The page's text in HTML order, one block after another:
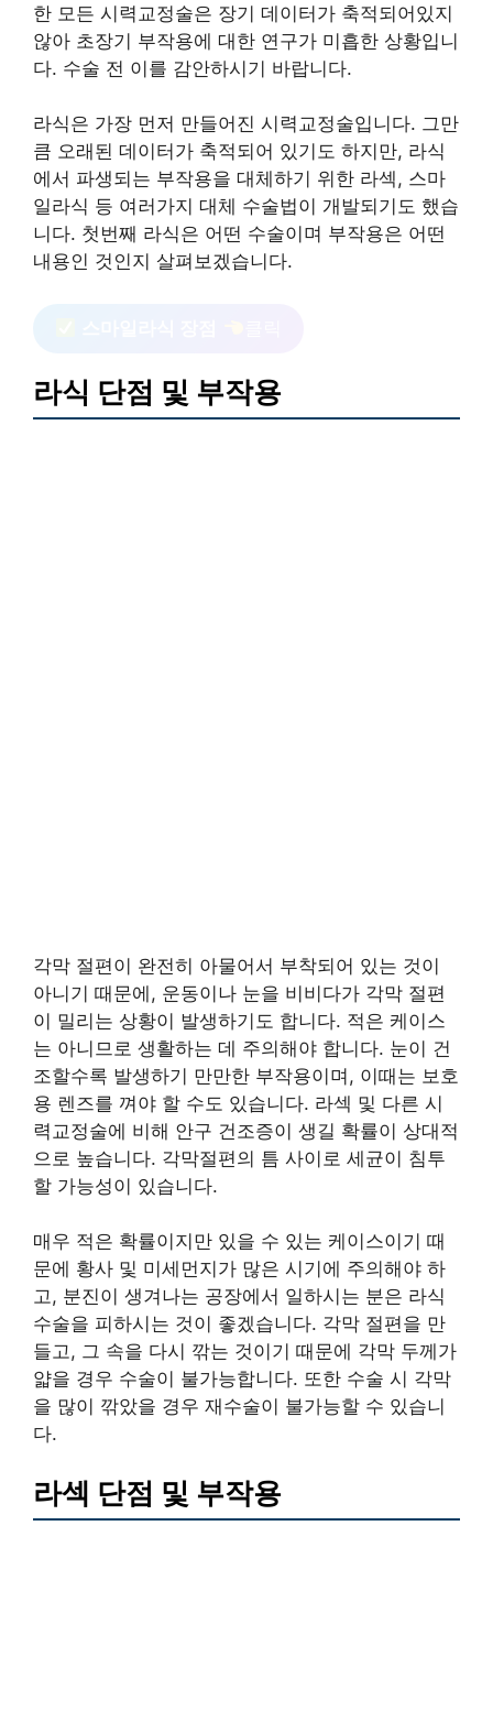
한 모든 시력교정술은 장기 데이터가 축적되어있지
않아 초장기 부작용에 대한 연구가 미흡한 상황입니
다. 수술 전 이를 감안하시기 바랍니다.
라식은 가장 먼저 만들어진 시력교정술입니다. 그만
큼 오래된 데이터가 축적되어 있기도 하지만, 라식
에서 파생되는 부작용을 대체하기 위한 라섹, 스마
일라식 등 여러가지 대체 수술법이 개발되기도 했습
니다. 첫번째 라식은 어떤 수술이며 부작용은 어떤
내용인 것인지 살펴보겠습니다.
라식 단점 및 부작용
각막 절편이 완전히 아물어서 부착되어 있는 것이
아니기 때문에, 운동이나 눈을 비비다가 각막 절편
이 밀리는 상황이 발생하기도 합니다. 적은 케이스
는 아니므로 생활하는 데 주의해야 합니다. 눈이 건
조할수록 발생하기 만만한 부작용이며, 이때는 보호
용 렌즈를 껴야 할 수도 있습니다. 라섹 및 다른 시
력교정술에 비해 안구 건조증이 생길 확률이 상대적
으로 높습니다. 각막절편의 틈 사이로 세균이 침투
할 가능성이 있습니다.
매우 적은 확률이지만 있을 수 있는 케이스이기 때
문에 황사 및 미세먼지가 많은 시기에 주의해야 하
고, 분진이 생겨나는 공장에서 일하시는 분은 라식
수술을 피하시는 것이 좋겠습니다. 각막 절편을 만
들고, 그 속을 다시 깎는 것이기 때문에 각막 두께가
얇을 경우 수술이 불가능합니다. 또한 수술 시 각막
을 많이 깎았을 경우 재수술이 불가능할 수 있습니
다.
라섹 단점 및 부작용